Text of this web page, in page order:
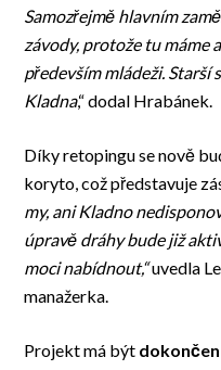
Samozřejmě hlavním
závody, protože tu máme
především mládeži. Starší
Kladna,“ dodal Hrabánek.
Díky retopingu se nově
koryto, což představuje
my, ani Kladno
úpravě dráhy bude již
moci nabídnout,“uvedla
manažerka.
Projekt má být